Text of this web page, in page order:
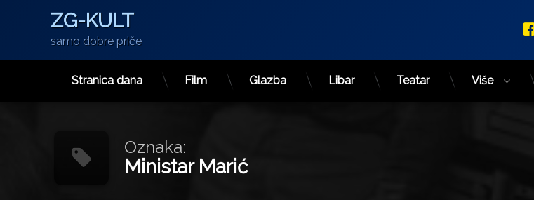
ZG-KULT
samo dobre priče
Stranica dana Film Glazba Libar Teatar Više
Oznaka:
Ministar Marić